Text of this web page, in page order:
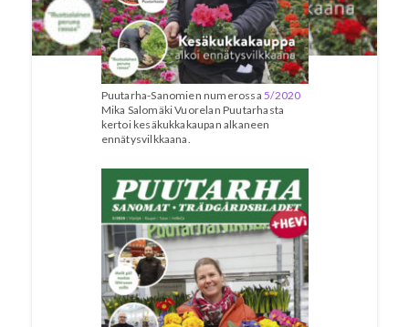
Puutarha-Sanomien numerossa5/2020
Mika Salomäki Vuorelan Puutarhasta
kertoi kesäkukkakaupan alkaneen
ennätysvilkkaana.